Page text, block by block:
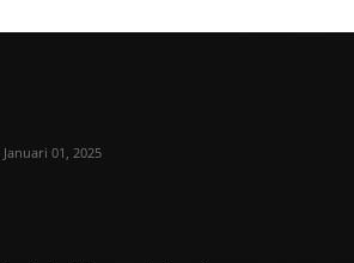
Januari 01, 2025